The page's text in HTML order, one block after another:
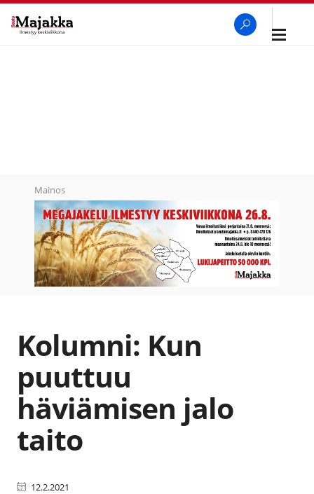
Avaa
Mainos
Kolumni: Kun
puuttuu
häviämisen jalo
taito
12.2.2021